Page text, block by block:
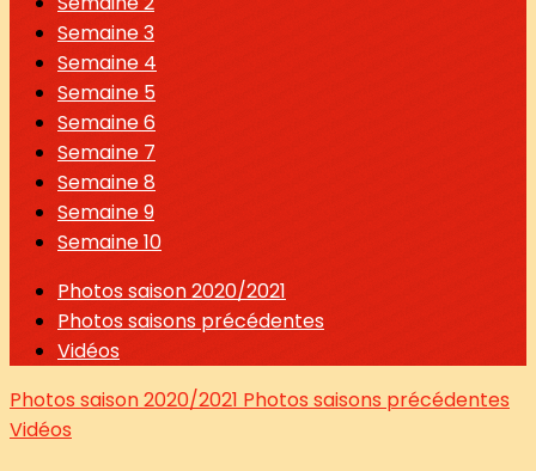
Semaine 3
Semaine 4
Semaine 5
Semaine 6
Semaine 7
Semaine 8
Semaine 9
Semaine 10
Photos saison 2020/2021
Photos saisons précédentes
Vidéos
Photos saison 2020/2021 Photos saisons précédentes
Vidéos